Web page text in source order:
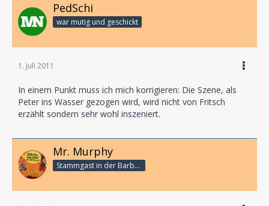
PedSchi
war mutig und geschickt
1. Juli 2011
In einem Punkt muss ich mich korrigieren: Die Szene, als
Peter ins Wasser gezogen wird, wird nicht von Fritsch
erzählt sondern sehr wohl inszeniert.
Mr. Murphy
Stammgast in der Barbarabar